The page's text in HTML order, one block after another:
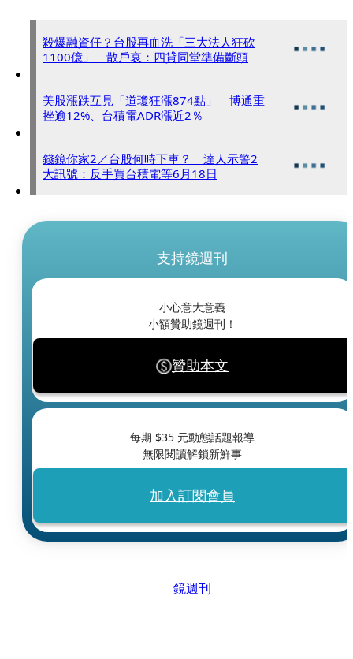
殺爆融資仔？台股再血洗「三大法人狂砍
1100億」 散戶哀：四貸同堂準備斷頭
美股漲跌互見「道瓊狂漲874點」 博通重
挫逾12%、台積電ADR漲近2％
錢鏡你家2／台股何時下車？ 達人示警2
大訊號：反手買台積電等6月18日
支持鏡週刊
小心意大意義
小額贊助鏡週刊！
贊助本文
每期 $35 元動態話題報導
無限閱讀解鎖新鮮事
加入訂閱會員
鏡週刊